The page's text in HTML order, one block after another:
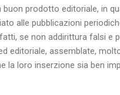
prodotto editoriale, in
alle pubblicazioni
se non addirittura falsi e
editoriale, assemblate,
la loro inserzione sia ben